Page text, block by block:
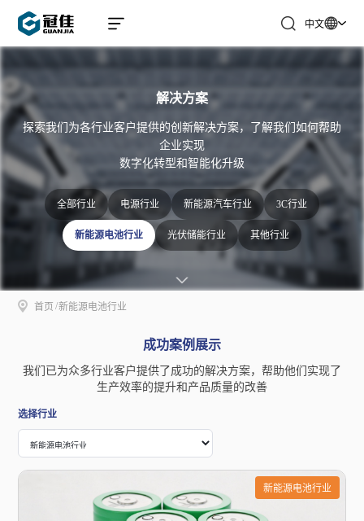
中文
解决方案
探索我们为各行业客户提供的创新解决方案，了解我们如何帮助
企业实现
数字化转型和智能化升级
全部行业 电源行业 新能源汽车行业 3C行业
新能源电池行业 光伏储能行业 其他行业
首页 /新能源电池行业
成功案例展示
我们已为众多行业客户提供了成功的解决方案，帮助他们实现了
生产效率的提升和产品质量的改善
选择行业
新能源电池行业